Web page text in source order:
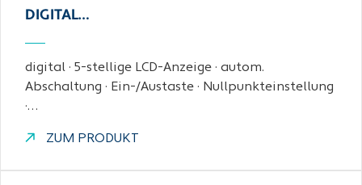
DIGITAL…
digital · 5-stellige LCD-Anzeige · autom.
Abschaltung · Ein-/Austaste · Nullpunkteinstellung
·…
ZUM PRODUKT